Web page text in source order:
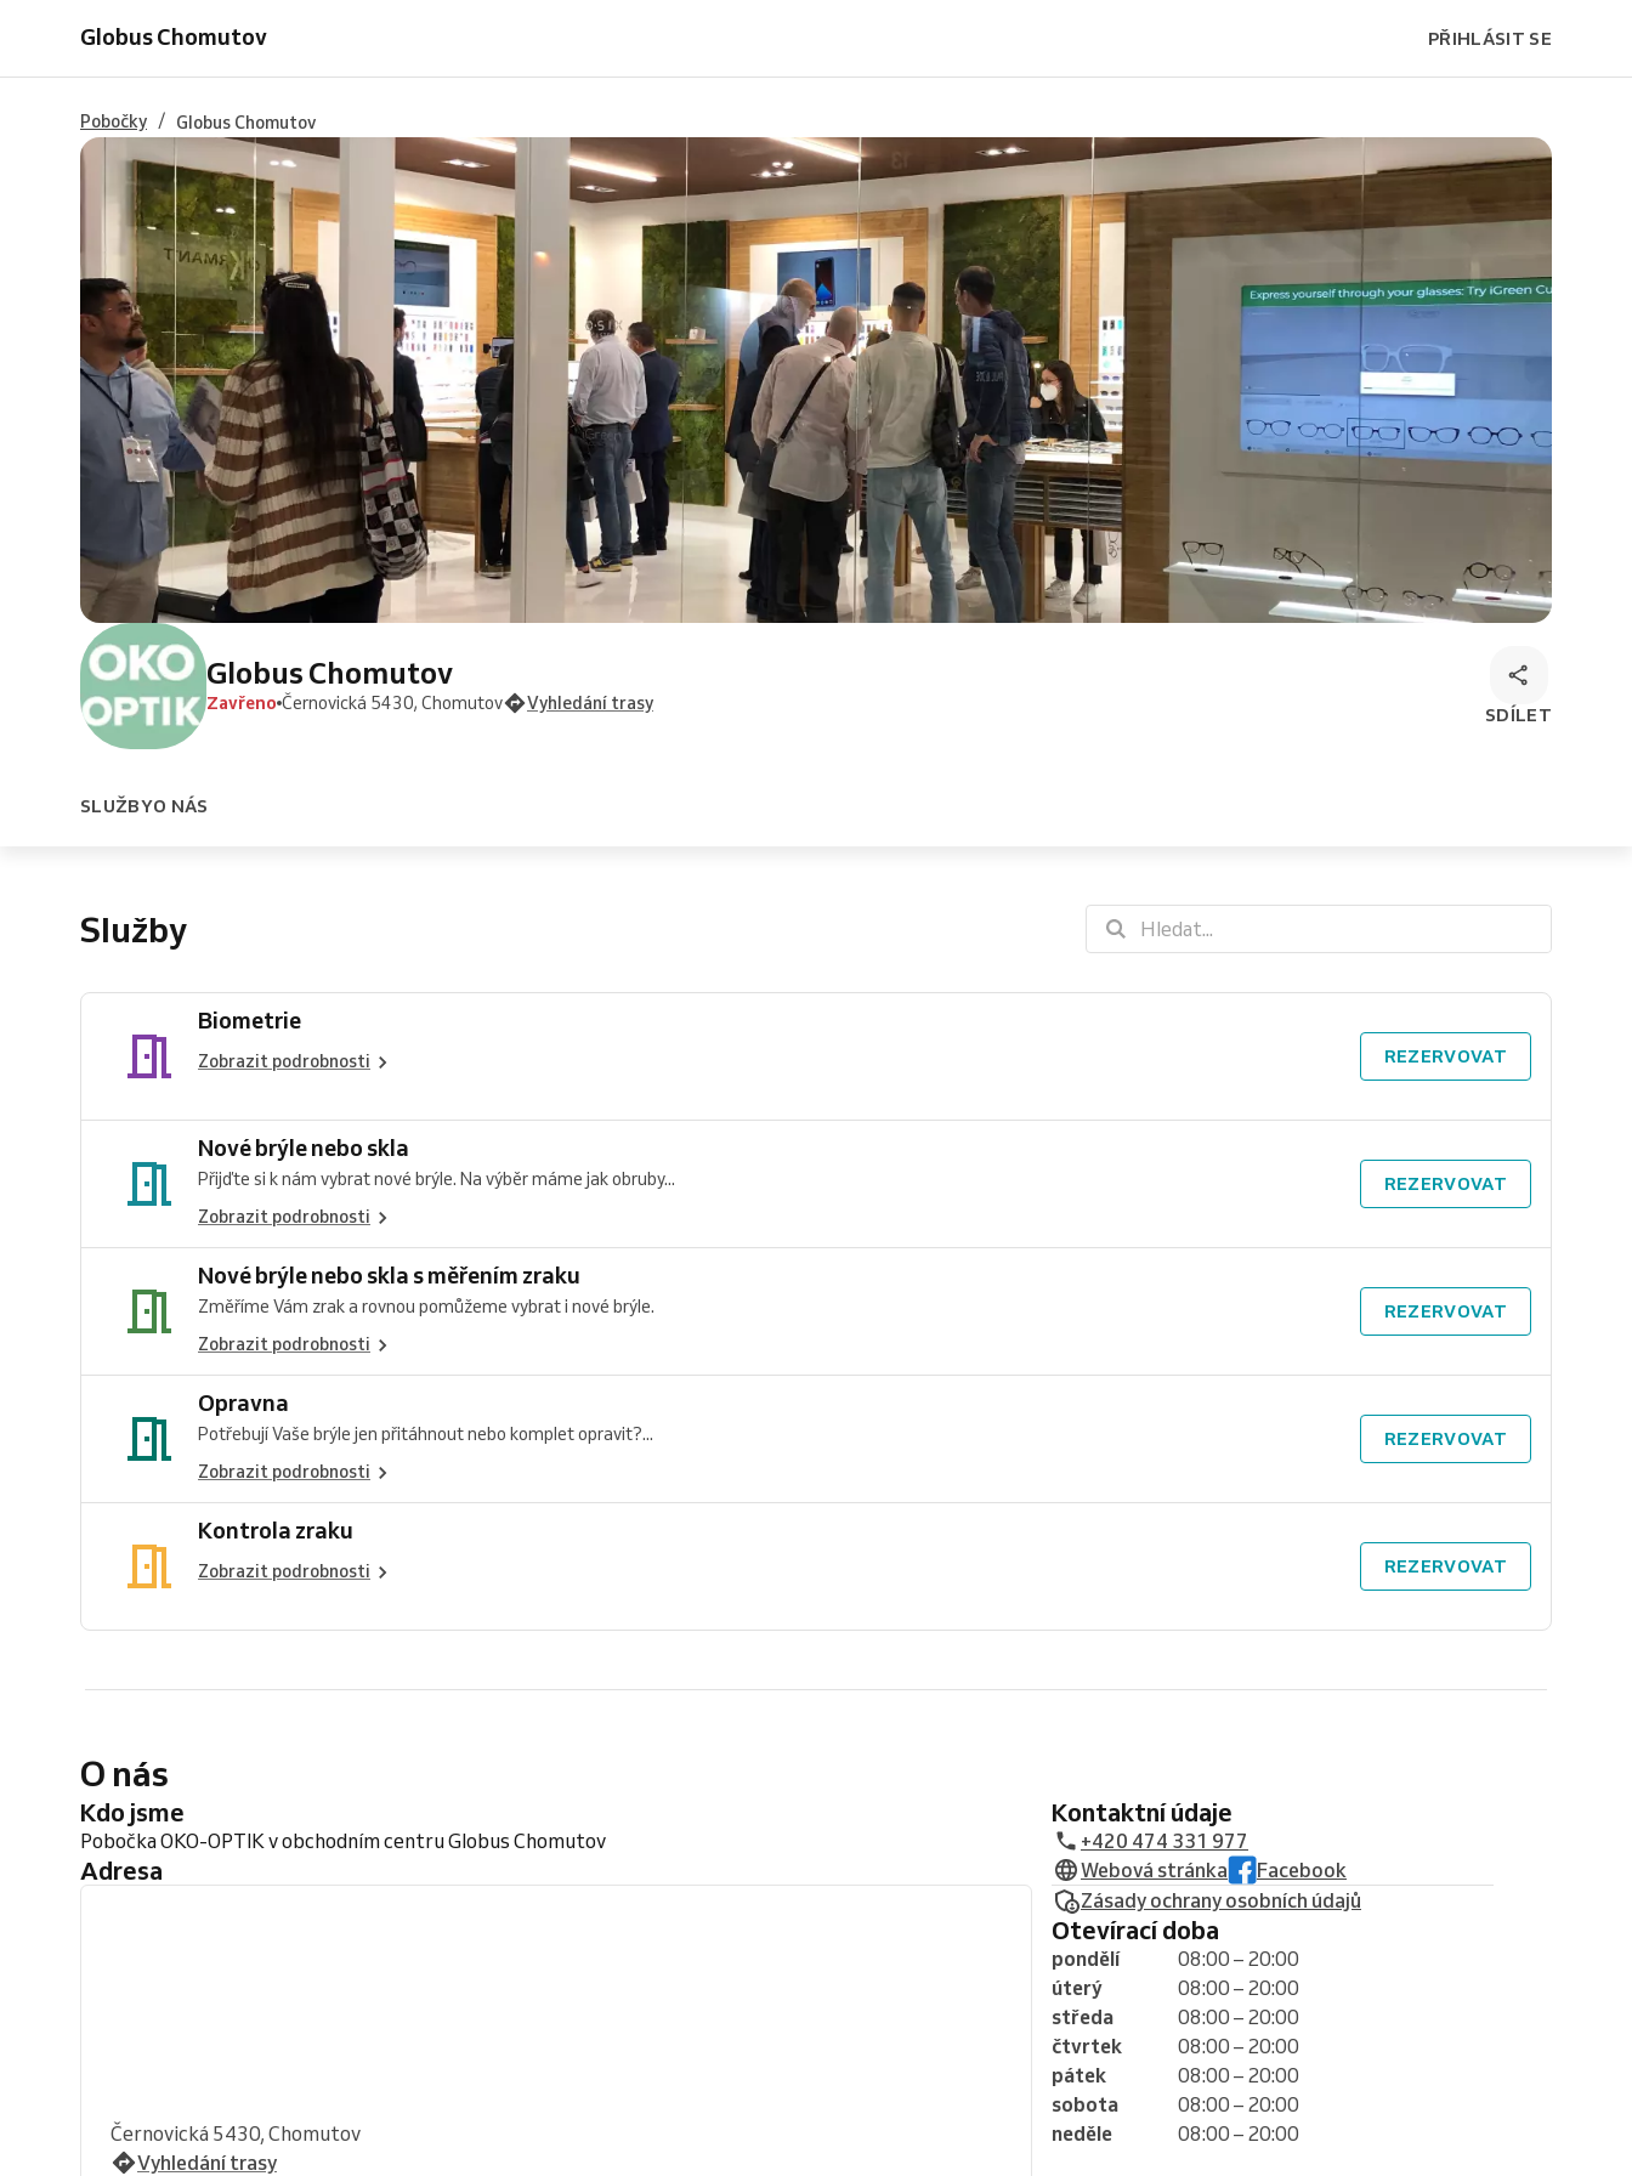
Globus Chomutov PŘIHLÁSIT SE
Pobočky / Globus Chomutov
Globus Chomutov
Zavřeno Černovická 5430, Chomutov Vyhledání trasy
SDÍLET
SLUŽBYO NÁS
Služby
Biometrie
Zobrazit podrobnosti REZERVOVAT
nebo
Nové brýle nebo skla
Přijďte si k nám vybrat nové brýle. Na výběr máme jak obruby...
Zobrazit podrobnosti
REZERVOVAT
nebo
měřením
zraku
Nové brýle nebo skla s měřením zraku
Změříme Vám zrak a rovnou pomůžeme vybrat i nové brýle.
Zobrazit podrobnosti
REZERVOVAT
Opravna
Potřebují Vaše brýle jen přitáhnout nebo komplet opravit?...
Zobrazit podrobnosti
REZERVOVAT
Kontrola zraku
Zobrazit podrobnosti REZERVOVAT
O nás
Kdo jsme
Pobočka OKO-OPTIK v obchodním centru Globus Chomutov
Adresa
Černovická 5430, Chomutov
Vyhledání trasy
Kontaktní údaje
+420 474 331 977
Webová stránka
Facebook
Zásady ochrany osobních údajů
Otevírací doba
pondělí
08:00 – 20:00
úterý
08:00 – 20:00
středa
08:00 – 20:00
čtvrtek
08:00 – 20:00
pátek
08:00 – 20:00
sobota
08:00 – 20:00
neděle
08:00 – 20:00